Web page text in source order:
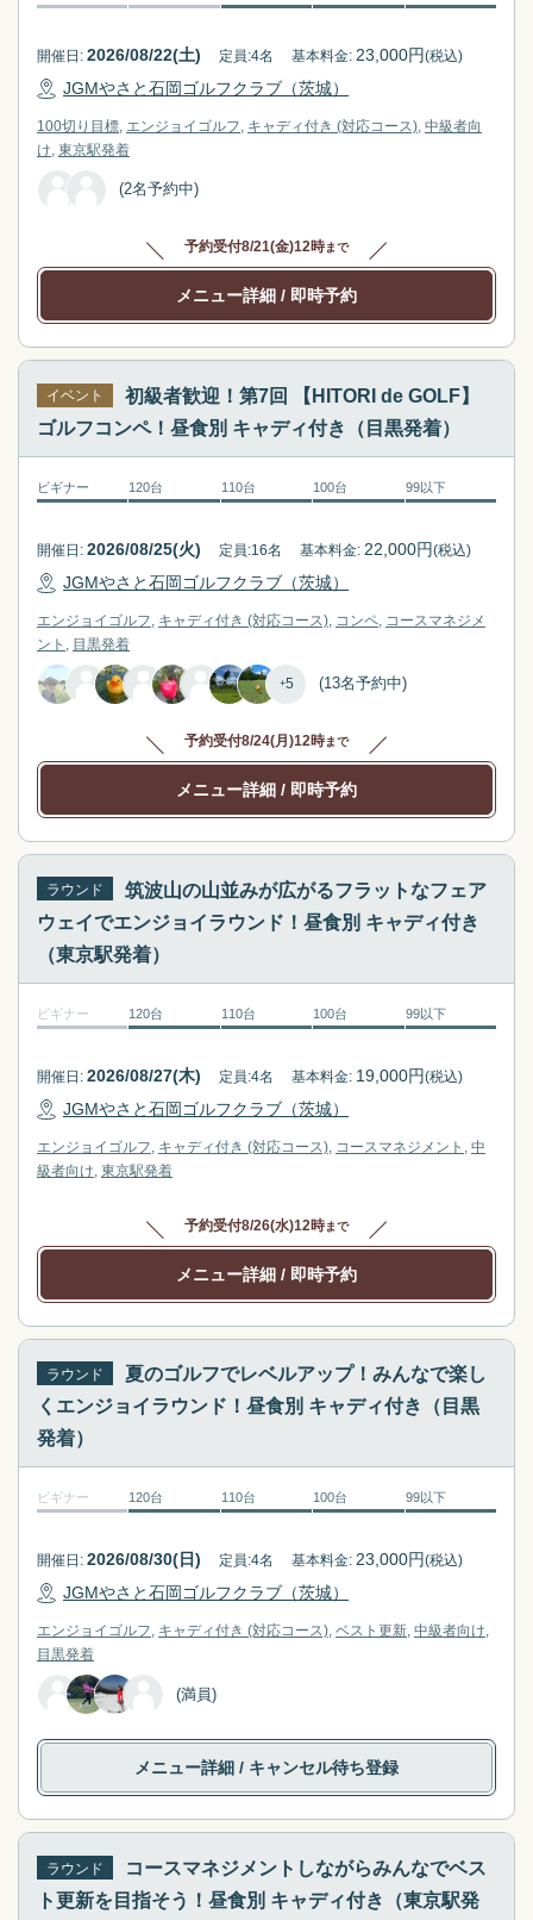
開催日: 2026/08/22(土) 定員:4名 基本料金: 23,000円(税込)
JGMやさと石岡ゴルフクラブ（茨城）
100切り目標 エンジョイゴルフ キャディ付き (対応コース) 中級者向
け 東京駅発着
(2名予約中)
予約受付8/21(金)12時まで
メニュー詳細 / 即時予約
イベント
初級者歓迎！第7回 【HITORI de GOLF】
ゴルフコンペ！昼食別 キャディ付き（目黒発着）
ビギナー 120台 110台 100台 99以下
開催日: 2026/08/25(火) 定員:16名 基本料金: 22,000円(税込)
JGMやさと石岡ゴルフクラブ（茨城）
エンジョイゴルフ キャディ付き (対応コース) コンペ コースマネジメ
ント
目黒発着
+5 (13名予約中)
予約受付8/24(月)12時まで
メニュー詳細 / 即時予約
ラウンド
筑波山の山並みが広がるフラットなフェア
ウェイでエンジョイラウンド！昼食別 キャディ付き
（東京駅発着）
ビギナー 120台 110台 100台 99以下
開催日: 2026/08/27(木) 定員:4名 基本料金: 19,000円(税込)
JGMやさと石岡ゴルフクラブ（茨城）
エンジョイゴルフ キャディ付き (対応コース) コースマネジメント
中
級者向け 東京駅発着
予約受付8/26(水)12時まで
メニュー詳細 / 即時予約
ラウンド
夏のゴルフでレベルアップ！みんなで楽し
くエンジョイラウンド！昼食別 キャディ付き（目黒
発着）
ビギナー 120台 110台 100台 99以下
開催日: 2026/08/30(日) 定員:4名 基本料金: 23,000円(税込)
JGMやさと石岡ゴルフクラブ（茨城）
エンジョイゴルフ キャディ付き (対応コース) ベスト更新 中級者向け
目黒発着
(満員)
メニュー詳細 / キャンセル待ち登録
ラウンド
コースマネジメントしながらみんなでベス
ト更新を目指そう！昼食別 キャディ付き（東京駅発